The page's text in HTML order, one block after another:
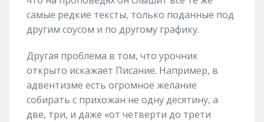
самые редкие тексты, только поданные под
другим соусом и по другому графику.
Другая проблема в том, что урочник
открыто искажает Писание. Например, в
адвентизме есть огромное желание
собирать с прихожан не одну десятину, а
две, три, и даже «от четверти до трети